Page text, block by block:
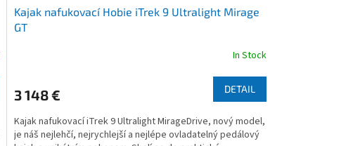
Kajak nafukovací Hobie iTrek 9 Ultralight Mirage
GT
rating
4,7
out
In Stock
3 148 € DETAIL
Kajak nafukovací iTrek 9 Ultralight MirageDrive, nový model,
je náš nejlehčí, nejrychlejší a nejlépe ovladatelný pedálový